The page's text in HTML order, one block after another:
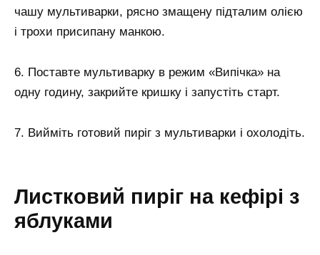
чашу мультиварки, рясно змащену підталим олією
і трохи присипану манкою.
6. Поставте мультиварку в режим «Випічка» на
одну годину, закрийте кришку і запустіть старт.
7. Вийміть готовий пиріг з мультиварки і охолодіть.
Листковий пиріг на кефірі з
яблуками